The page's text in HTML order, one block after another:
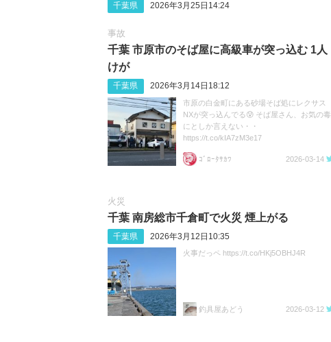
千葉県 2026年3月25日14:24
事故
千葉 市原市のそば屋に高級車が突っ込む 1人
けが
千葉県 2026年3月14日18:12
市原の白金町にある砂場そば処にレクサス
NXが突っ込んでる😰 そば屋さん、お気の毒
にとしか言えない・・
https://t.co/kIA7zM3e17
ｺﾞﾛｰﾀｻｶﾜ 2026-03-14
火災
千葉 南房総市千倉町で火災 煙上がる
千葉県 2026年3月12日10:35
火事だっペ https://t.co/HKj5OBHJ4R
釣具屋あどう 2026-03-12